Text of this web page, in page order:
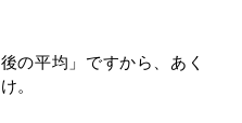
の平均」ですから、あく
。